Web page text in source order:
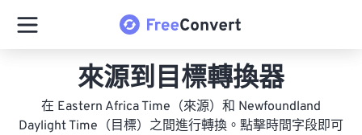
來源到目標轉換器
在 Eastern Africa Time（來源）和 Newfoundland
Daylight Time（目標）之間進行轉換。點擊時間字段即可